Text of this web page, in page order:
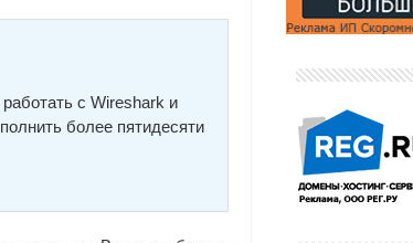
с Wireshark и
более пятидесяти